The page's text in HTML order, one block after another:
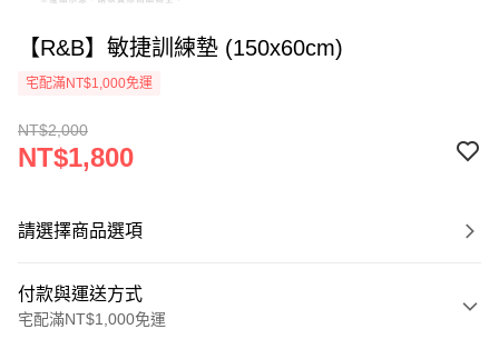
【R&B】敏捷訓練墊 (150x60cm)
宅配滿NT$1,000免運
NT$2,000
NT$1,800
請選擇商品選項
付款與運送方式
宅配滿NT$1,000免運